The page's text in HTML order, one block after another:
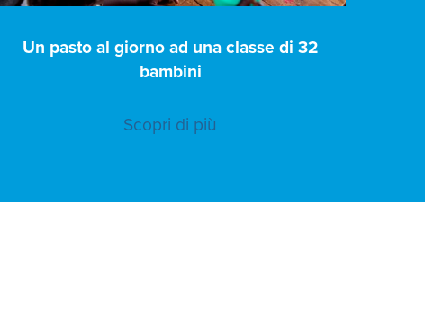
Un pasto al giorno ad una classe di 32
bambini
Scopri di più